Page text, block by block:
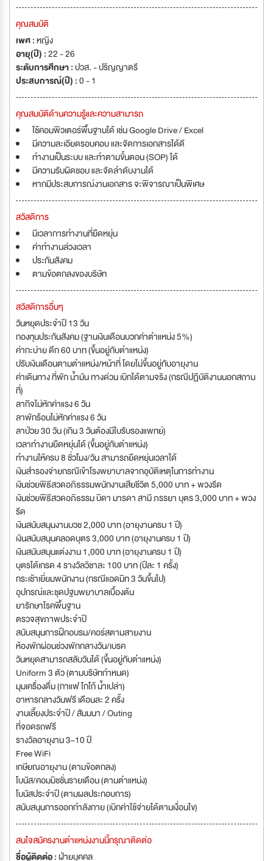
คุณสมบัติ
เพศ :หญิง
อายุ(ปี) :22 - 26
ระดับการศึกษา :ปวส. - ปริญญาตรี
ประสบการณ์(ปี) :0 - 1
คุณสมบัติด้านความรู้และความสามารถ
ใช้คอมพิวเตอร์พื้นฐานได้ เช่น Google Drive / Excel
มีความละเอียดรอบคอบ และจัดการเอกสารได้ดี
ทำงานเป็นระบบ และทำตามขั้นตอน (SOP) ได้
มีความรับผิดชอบ และจัดลำดับงานได้
หากมีประสบการณ์งานเอกสาร จะพิจารณาเป็นพิเศษ
สวัสดิการ
มีเวลาการทำงานที่ยืดหยุ่น
ค่าทำงานล่วงเวลา
ประกันสังคม
ตามข้อตกลงของบริษัท
สวัสดิการอื่นๆ
วันหยุดประจำปี 13 วัน
กองทุนประกันสังคม (ฐานเงินเดือนบวกค่าตำแหน่ง 5%)
ค่ากะบ่าย ดึก 60 บาท (ขึ้นอยู่กับตำแหน่ง)
ปรับเงินเดือนตามตำแหน่ง/หน้าที่ โดยไม่ขึ้นอยู่กับอายุงาน
ค่าเดินทาง ที่พัก น้ำมัน ทางด่วน เบิกได้ตามจริง (กรณีปฏิบัติงานนอกสถาน
ที่)
ลากิจไม่หักค่าแรง 6 วัน
ลาพักร้อนไม่หักค่าแรง 6 วัน
ลาป่วย 30 วัน (เกิน 3 วันต้องมีใบรับรองแพทย์)
เวลาทำงานยืดหยุ่นได้ (ขึ้นอยู่กับตำแหน่ง)
ทำงานให้ครบ 8 ชั่วโมง/วัน สามารถยืดหยุ่นเวลาได้
เงินสำรองจ่ายกรณีเข้าโรงพยาบาลจากอุบัติเหตุในการทำงาน
เงินช่วยพิธีสวดอภิธรรมพนักงานเสียชีวิต 5,000 บาท + พวงรีด
เงินช่วยพิธีสวดอภิธรรม บิดา มารดา สามี ภรรยา บุตร 3,000 บาท + พวง
รีด
เงินสนับสนุนงานบวช 2,000 บาท (อายุงานครบ 1 ปี)
เงินสนับสนุนคลอดบุตร 3,000 บาท (อายุงานครบ 1 ปี)
เงินสนับสนุนแต่งงาน 1,000 บาท (อายุงานครบ 1 ปี)
บุตรได้เกรด 4 รางวัลวิชาละ 100 บาท (ปีละ 1 ครั้ง)
กระเช้าเยี่ยมพนักงาน (กรณีแอดมิท 3 วันขึ้นไป)
อุปกรณ์และชุดปฐมพยาบาลเบื้องต้น
ยารักษาโรคพื้นฐาน
ตรวจสุขภาพประจำปี
สนับสนุนการฝึกอบรม/คอร์สตามสายงาน
ห้องพักผ่อนช่วงพักกลางวัน/เบรค
วันหยุดสามารถสลับวันได้ (ขึ้นอยู่กับตำแหน่ง)
Uniform 3 ตัว (ตามบริษัทกำหนด)
มุมเครื่องดื่ม (กาแฟ โกโก้ น้ำเปล่า)
อาหารกลางวันฟรี เดือนละ 2 ครั้ง
งานเลี้ยงประจำปี / สัมมนา / Outing
ที่จอดรถฟรี
รางวัลอายุงาน 3–10 ปี
Free WiFi
เกษียณอายุงาน (ตามข้อตกลง)
โบนัส/คอมมิชชั่นรายเดือน (ตามตำแหน่ง)
โบนัสประจำปี (ตามผลประกอบการ)
สนับสนุนการออกกำลังกาย (เบิกค่าใช้จ่ายได้ตามเงื่อนไข)
สนใจสมัครงานตำแหน่งงานนี้กรุณาติดต่อ
ชื่อผู้ติดต่อ :ฝ่ายบุคคล